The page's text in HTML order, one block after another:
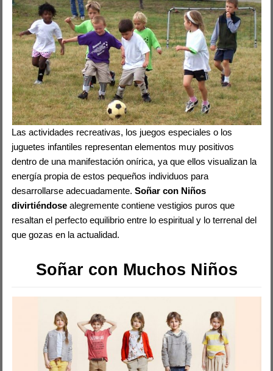
Las actividades recreativas, los juegos especiales o los
juguetes infantiles representan elementos muy positivos
dentro de una manifestación onírica, ya que ellos visualizan la
energía propia de estos pequeños individuos para
desarrollarse adecuadamente.Soñar con Niños
divirtiéndose alegremente contiene vestigios puros que
resaltan el perfecto equilibrio entre lo espiritual y lo terrenal del
que gozas en la actualidad.
Soñar con Muchos Niños